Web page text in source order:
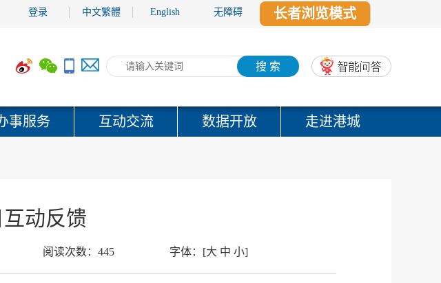
登录 中文繁體 English 无障碍 长者浏览模式
搜 索
事服务 互动交流 数据开放 走进港城
互动反馈
阅读次数： 445 字体： [大 中 小]